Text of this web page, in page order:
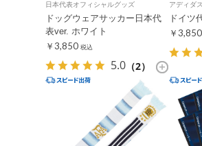
日本代表オフィシャルグッズ
ドッグウェアサッカー日本代
表ver. ホワイト
￥3,850 税込
5.0 （2）
アディダ
ドイツ
￥3,850